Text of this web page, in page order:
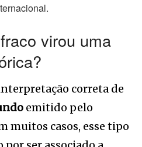
virou uma
correta de
emitido pelo
muitos casos, esse tipo